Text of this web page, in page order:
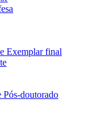
Exemplar final
Pós-doutorado